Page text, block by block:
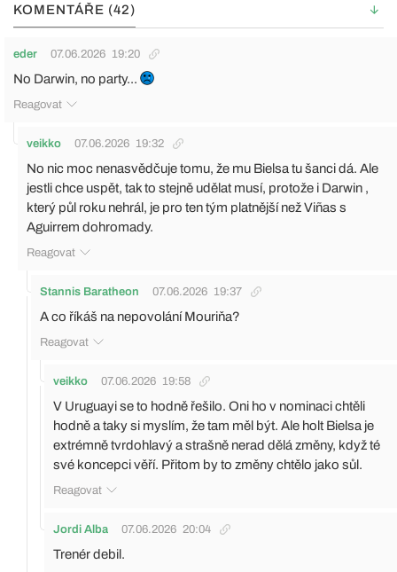
KOMENTÁŘE (42)
eder 07.06.2026 19:20
No Darwin, no party...
Reagovat
veikko 07.06.2026 19:32
No nic moc nenasvědčuje tomu, že mu Bielsa tu šanci dá. Ale
jestli chce uspět, tak to stejně udělat musí, protože i Darwin ,
který půl roku nehrál, je pro ten tým platnější než Viñas s
Aguirrem dohromady.
Reagovat
Stannis Baratheon 07.06.2026 19:37
A co říkáš na nepovolání Mouriňa?
Reagovat
veikko 07.06.2026 19:58
V Uruguayi se to hodně řešilo. Oni ho v nominaci chtěli
hodně a taky si myslím, že tam měl být. Ale holt Bielsa je
extrémně tvrdohlavý a strašně nerad dělá změny, když té
své koncepci věří. Přitom by to změny chtělo jako sůl.
Reagovat
Jordi Alba 07.06.2026 20:04
Trenér debil.